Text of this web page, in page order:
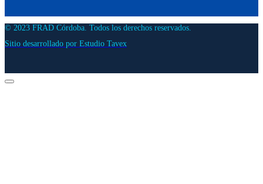
© 2023 FRAD Córdoba. Todos los derechos reservados.
Sitio desarrollado por Estudio Tavex